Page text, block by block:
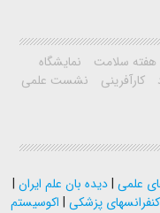
هفته سلامت
نمایشگاه
کارآفرینی
نشست علمی
علمی |دیده بان علم ایران |
کنفرانسهای پزشکی | اکوسیستم